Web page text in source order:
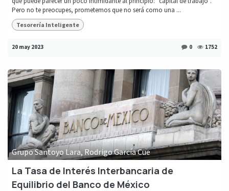
Pero no te preocupes, prometemos que no será como una ...
Tesorería Inteligente
20 may 2023 0 1752
Grupo Santoyo Lara, Rodrigo García Cue
La Tasa de Interés Interbancaria de
Equilibrio del Banco de México